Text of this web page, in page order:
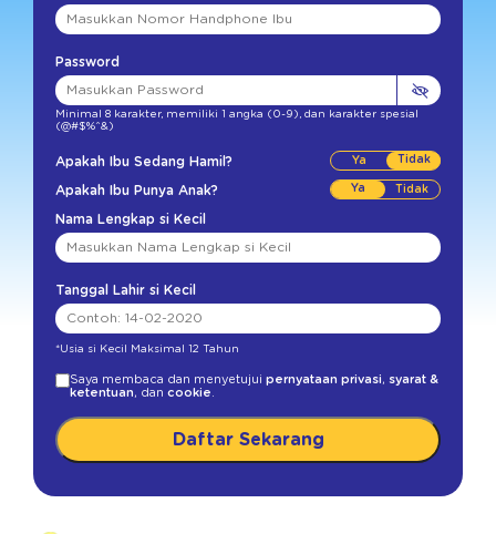
Vitamin B3 (Niasin)
Vitamin B5 (Asam Pantotenat)
Vitamin B6 (Piridoksin) 25%
Vitamin B9 (Asam Folat)
Vitamin C 35%
Biotin 30%
Kalsium 25%
Fosfor 20%
Zat Besi 25%
Zinc 20%
Iodium 20%
Natrium
Password
Minimal 8 karakter, memiliki 1 angka (0-9) , dan karakter spesial
(@#$%^&)
Apakah Ibu Sedang Hamil? Tidak
Apakah Ibu Punya Anak? Ya
Nama Lengkap si Kecil
Tanggal Lahir si Kecil
*Usia si Kecil Maksimal 12 Tahun
Saya membaca dan menyetujui pernyataan privasi, syarat &
ketentuan, dan cookie.
Daftar Sekarang